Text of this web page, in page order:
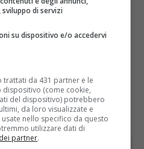
complimenti agli eletti
successo) anche Lilt e
di servizi
su dispositivo e/o accedervi
da 431 partner e le
(come cookie,
del dispositivo) potrebbero
da loro visualizzate e
nello specifico da questo
utilizzare dati di
partner.